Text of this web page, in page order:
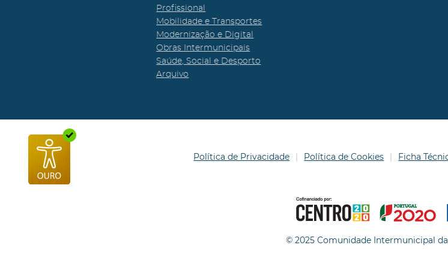
Profissional
Mobilidade e Transportes
Modernização e Digital
Obras Intermunicipais
Saúde, Social e Desporto
Arquivo
Política de Privacidade Política de Cookies Ficha
© 2025 Comunidade Intermunicipal